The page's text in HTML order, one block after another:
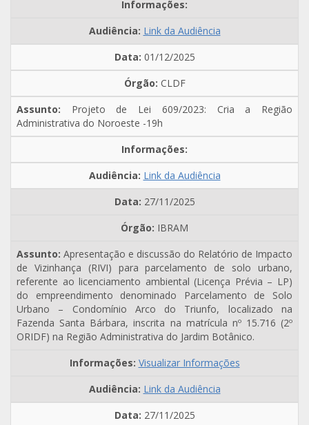
Link da Audiência
01/12/2025
CLDF
Projeto de Lei 609/2023: Cria a Região
Administrativa do Noroeste -19h
Link da Audiência
27/11/2025
IBRAM
Apresentação e discussão do Relatório de Impacto
de Vizinhança (RIVI) para parcelamento de solo urbano,
referente ao licenciamento ambiental (Licença Prévia – LP)
do empreendimento denominado Parcelamento de Solo
Urbano – Condomínio Arco do Triunfo, localizado na
Fazenda Santa Bárbara, inscrita na matrícula nº 15.716 (2º
ORIDF) na Região Administrativa do Jardim Botânico.
Visualizar Informações
Link da Audiência
27/11/2025